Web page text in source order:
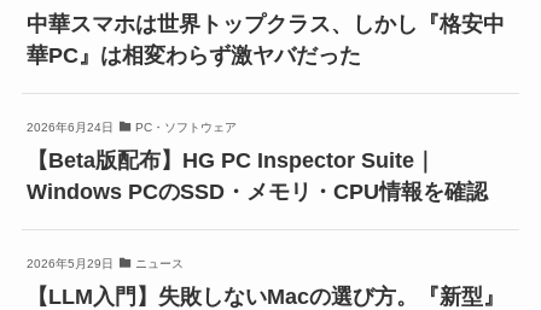
中華スマホは世界トップクラス、しかし『格安中
華PC』は相変わらず激ヤバだった
2026年6月24日 PC・ソフトウェア
【Beta版配布】HG PC Inspector Suite｜
Windows PCのSSD・メモリ・CPU情報を確認
2026年5月29日 ニュース
【LLM入門】失敗しないMacの選び方。『新型』